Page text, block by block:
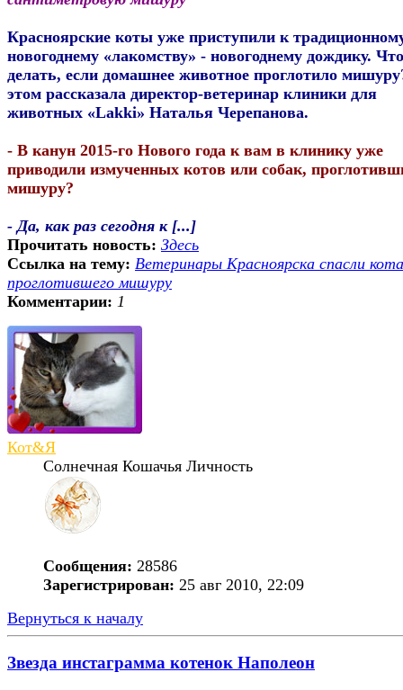
Красноярские коты уже приступили к
новогоднему «лакомству» - новогоднему дождику. Что
делать, если домашнее животное проглотило
этом рассказала директор-ветеринар клиники для
животных «Lakki» Наталья Черепанова.
- В канун 2015-го Нового года к вам в клинику уже
приводили измученных котов или собак,
мишуру?
- Да, как раз сегодня к [...]
Прочитать новость: Здесь
Ссылка на тему: Ветеринары Красноярска спасли
проглотившего мишуру
Комментарии: 1
Кот&Я
Солнечная Кошачья Личность
Сообщения: 28586
Зарегистрирован: 25 авг 2010, 22:09
Вернуться к началу
Звезда инстаграмма котенок Наполеон